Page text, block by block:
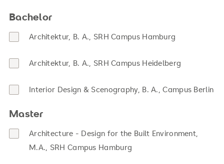
Bachelor
Architektur, B. A., SRH Campus Hamburg
Architektur, B. A., SRH Campus Heidelberg
Interior Design & Scenography, B. A., Campus Berlin
Master
Architecture - Design for the Built Environment,
M.A., SRH Campus Hamburg